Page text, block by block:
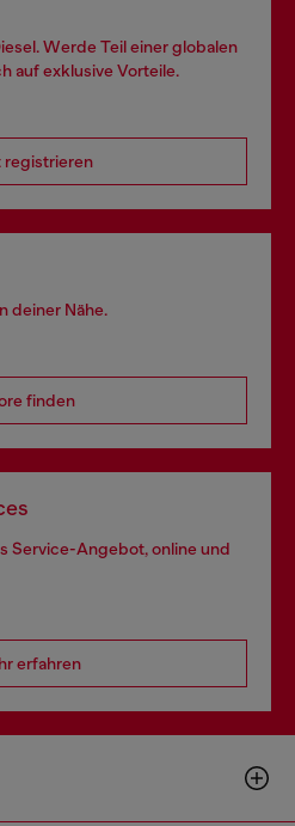
Werde Teil einer globalen
auf exklusive Vorteile.
registrieren
deiner Nähe.
finden
Service-Angebot, online und
erfahren